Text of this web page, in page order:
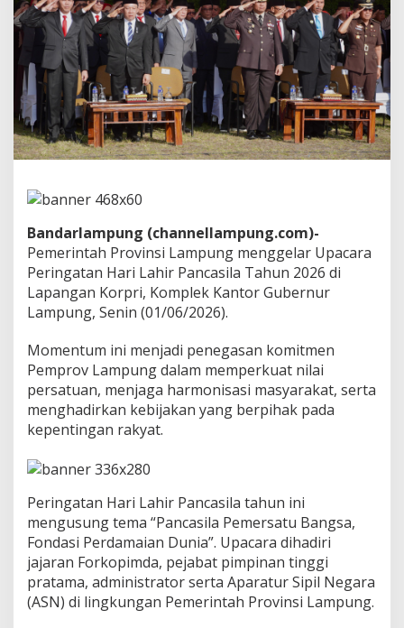
i
l
a
0
2
6
,
P
e
v
L
a
m
p
u
g
T
e
g
a
e
m
a
n
g
a
t
Bandarlampung (channellampung.com)-
Pemerintah Provinsi Lampung menggelar Upacara
Peringatan Hari Lahir Pancasila Tahun 2026 di
Lapangan Korpri, Komplek Kantor Gubernur
Lampung, Senin (01/06/2026).
Momentum ini menjadi penegasan komitmen
Pemprov Lampung dalam memperkuat nilai
persatuan, menjaga harmonisasi masyarakat, serta
menghadirkan kebijakan yang berpihak pada
kepentingan rakyat.
Peringatan Hari Lahir Pancasila tahun ini
mengusung tema “Pancasila Pemersatu Bangsa,
Fondasi Perdamaian Dunia”. Upacara dihadiri
jajaran Forkopimda, pejabat pimpinan tinggi
pratama, administrator serta Aparatur Sipil Negara
(ASN) di lingkungan Pemerintah Provinsi Lampung.